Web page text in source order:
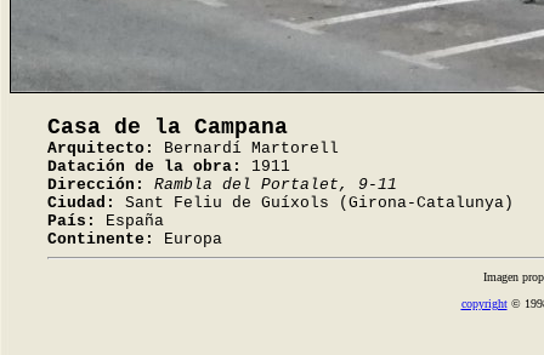
Casa de la Campana
Arquitecto:
Bernardí Martorell
Datación de la obra:
1911
Dirección:
Rambla del Portalet, 9-11
Ciudad:
Sant Feliu de Guíxols (Girona-Catalunya)
País:
España
Continente:
Europa
Imagen
copyright©